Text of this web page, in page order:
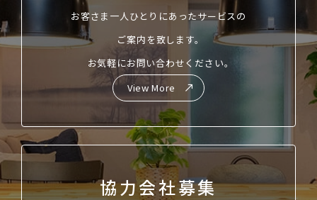
お客さま一人ひとりにあったサービスの
ご案内を致します。
お気軽にお問い合わせください。
View More
協力会社募集